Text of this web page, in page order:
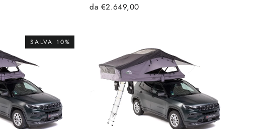
da €2.649,00
SALVA 10%